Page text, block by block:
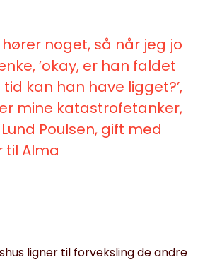
hører noget, så når jeg jo
’okay, er han faldet
kan han have ligget?’,
mine katastrofetanker,
Poulsen, gift med
til Alma
ligner til forveksling de andre